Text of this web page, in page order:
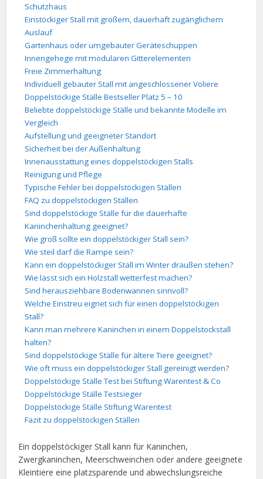
Schutzhaus
Einstöckiger Stall mit großem, dauerhaft zugänglichem
Auslauf
Gartenhaus oder umgebauter Geräteschuppen
Innengehege mit modularen Gitterelementen
Freie Zimmerhaltung
Individuell gebauter Stall mit angeschlossener Voliere
Doppelstöckige Ställe Bestseller Platz 5 – 10
Beliebte doppelstöckige Ställe und bekannte Modelle im
Vergleich
Aufstellung und geeigneter Standort
Sicherheit bei der Außenhaltung
Innenausstattung eines doppelstöckigen Stalls
Reinigung und Pflege
Typische Fehler bei doppelstöckigen Ställen
FAQ zu doppelstöckigen Ställen
Sind doppelstöckige Ställe für die dauerhafte
Kaninchenhaltung geeignet?
Wie groß sollte ein doppelstöckiger Stall sein?
Wie steil darf die Rampe sein?
Kann ein doppelstöckiger Stall im Winter draußen stehen?
Wie lässt sich ein Holzstall wetterfest machen?
Sind herausziehbare Bodenwannen sinnvoll?
Welche Einstreu eignet sich für einen doppelstöckigen
Stall?
Kann man mehrere Kaninchen in einem Doppelstockstall
halten?
Sind doppelstöckige Ställe für ältere Tiere geeignet?
Wie oft muss ein doppelstöckiger Stall gereinigt werden?
Doppelstöckige Ställe Test bei Stiftung Warentest & Co
Doppelstöckige Ställe Testsieger
Doppelstöckige Ställe Stiftung Warentest
Fazit zu doppelstöckigen Ställen
Ein doppelstöckiger Stall kann für Kaninchen,
Zwergkaninchen, Meerschweinchen oder andere geeignete
Kleintiere eine platzsparende und abwechslungsreiche